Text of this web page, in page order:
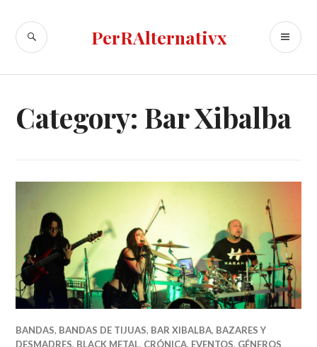
content
PerRAlternativx
SEARCH
Category: Bar Xibalba
BANDAS, BANDAS DE TIJUAS, BAR XIBALBA, BAZARES Y
DESMADRES, BLACK METAL, CRÓNICA, EVENTOS, GÉNEROS